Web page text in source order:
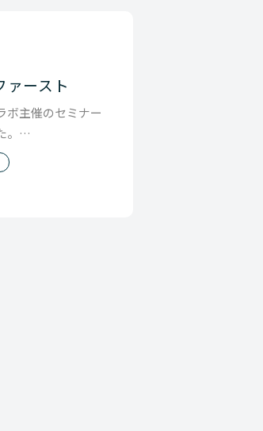
ァースト
ボ主催のセミナー